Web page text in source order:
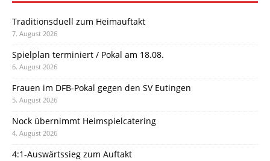
Traditionsduell zum Heimauftakt
7. August 2026
Spielplan terminiert / Pokal am 18.08.
6. August 2026
Frauen im DFB-Pokal gegen den SV Eutingen
5. August 2026
Nock übernimmt Heimspielcatering
4. August 2026
4:1-Auswärtssieg zum Auftakt